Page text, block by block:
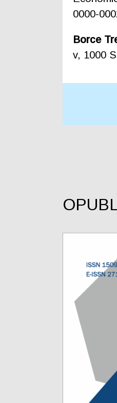
0000-
Borce
v, 1000